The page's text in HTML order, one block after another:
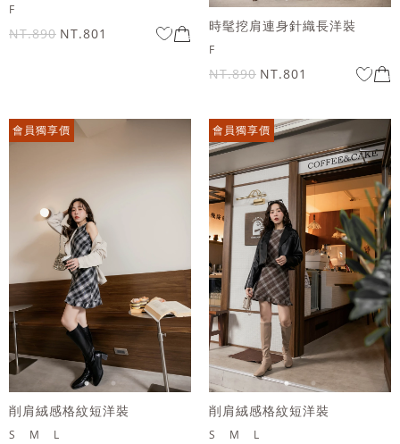
F
NT.890 NT.801 時髦挖肩連身針織長洋裝
F
NT.890 NT.801
會員獨享價
削肩絨感格紋短洋裝
S M L
會員獨享價
削肩絨感格紋短洋裝
S M L